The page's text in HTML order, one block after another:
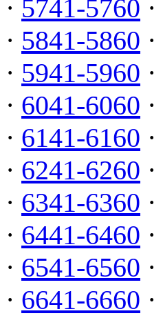
· 5741-5760 ·
· 5841-5860 ·
· 5941-5960 ·
· 6041-6060 ·
· 6141-6160 ·
· 6241-6260 ·
· 6341-6360 ·
· 6441-6460 ·
· 6541-6560 ·
· 6641-6660 ·